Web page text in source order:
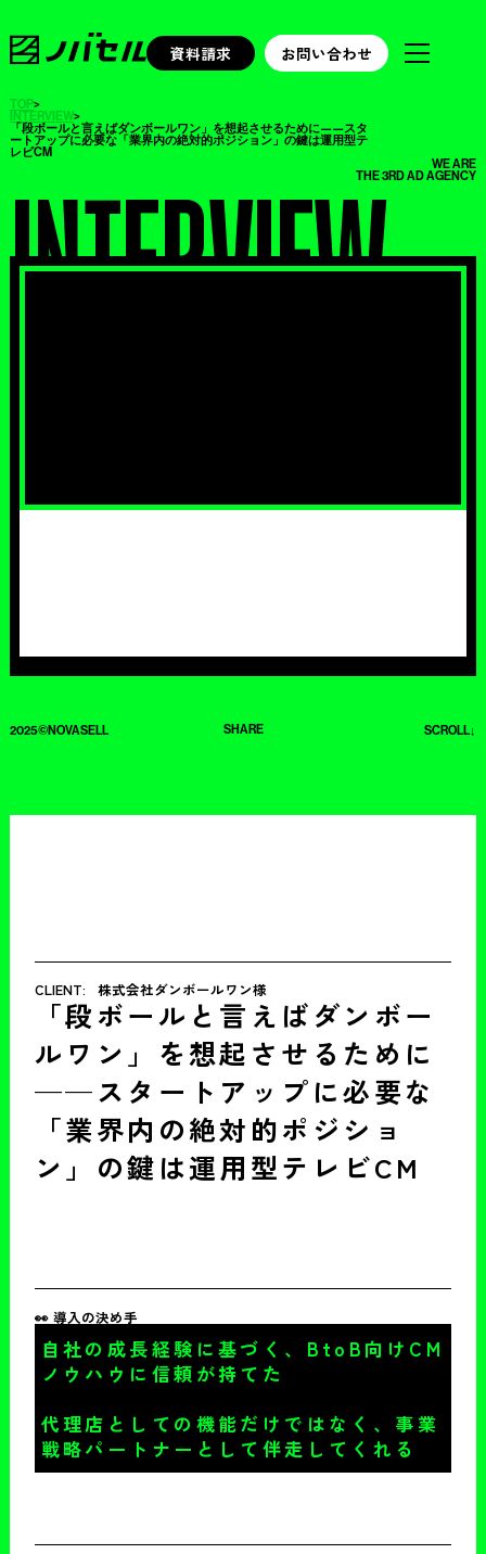
資料請求 お問い合わせ
TOP>
INTERVIEW>
「段ボールと言えばダンボールワン」を想起させるために——スタ
ートアップに必要な「業界内の絶対的ポジション」の鍵は運用型テ
レビCM
WE ARE
THE 3RD AD AGENCY
INTERVIEW
2025©NOVASELL SCROLL↓
SHARE
CLIENT: 株式会社ダンボールワン様
「段ボールと言えばダンボー
ルワン」を想起させるために
——スタートアップに必要な
「業界内の絶対的ポジショ
ン」の鍵は運用型テレビCM
👀 導入の決め手
自社の成長経験に基づく、BtoB向けCM
ノウハウに信頼が持てた
代理店としての機能だけではなく、事業
戦略パートナーとして伴走してくれる